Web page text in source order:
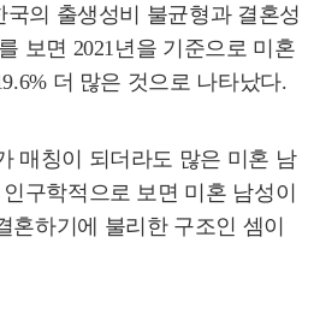
국의 출생성비 불균형과 결혼성
보면 2021년을 기준으로 미혼
더 많은 것으로 나타났다.
매칭이 되더라도 많은 미혼 남
구학적으로 보면 미혼 남성이
혼하기에 불리한 구조인 셈이